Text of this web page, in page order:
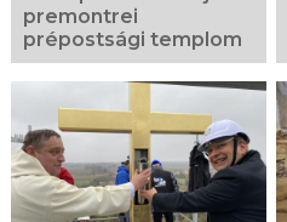
premontrei
prépostsági templom